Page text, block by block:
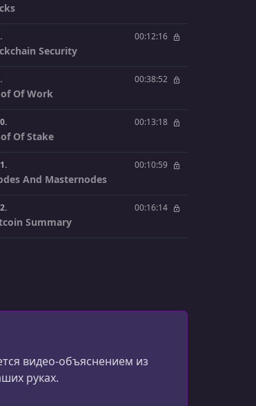
00:12:16
Security
00:38:52
Of Work
00:13:18
Of Stake
00:10:59
And Masternodes
00:16:14
Summary
видео-объяснением из
руках.